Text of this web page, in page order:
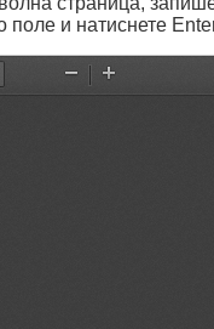
поле и натиснете